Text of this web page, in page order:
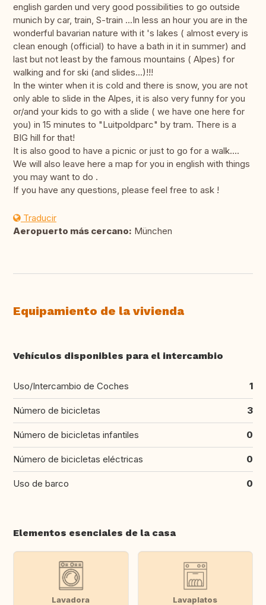
english garden und very good possibilities to go outside
munich by car, train, S-train ...In less an hour you are in the
wonderful bavarian nature with it 's lakes ( almost every is
clean enough (official) to have a bath in it in summer) and
last but not least by the famous mountains ( Alpes) for
walking and for ski (and slides...)!!!
In the winter when it is cold and there is snow, you are not
only able to slide in the Alpes, it is also very funny for you
or/and your kids to go with a slide ( we have one here for
you) in 15 minutes to "Luitpoldparc" by tram. There is a
BIG hill for that!
It is also good to have a picnic or just to go for a walk....
We will also leave here a map for you in english with things
you may want to do .
If you have any questions, please feel free to ask !
Traducir
Aeropuerto más cercano: München
Equipamiento de la vivienda
Vehículos disponibles para el intercambio
Uso/Intercambio de Coches 1
Número de bicicletas 3
Número de bicicletas infantiles 0
Número de bicicletas eléctricas 0
Uso de barco 0
Elementos esenciales de la casa
Lavadora Lavaplatos